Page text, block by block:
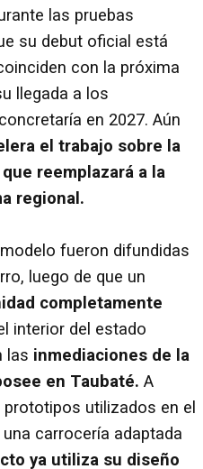
las pruebas
su debut oficial está
con la próxima
llegada a los
en 2027. Aún
el trabajo sobre la
reemplazará a la
regional.
fueron difundidas
luego de que un
completamente
interior del estado
las inmediaciones de la
en Taubaté. A
utilizados en el
carrocería adaptada
ya utiliza su diseño